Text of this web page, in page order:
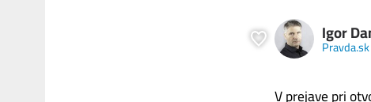
Igor
Pravda.sk
V prejave pri